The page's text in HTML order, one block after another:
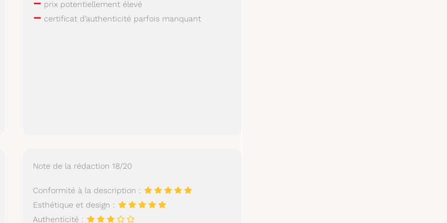
prix potentiellement élevé
– certificat d’authenticité parfois manquant
Note de la rédaction 18/20
Conformité à la description :
Esthétique et design :
Authenticité :